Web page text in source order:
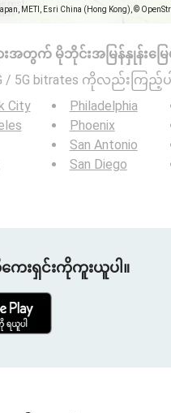
METI, Esri China (Hong Kong), ©
ားအတွက် မိုဘိုင်းအမြန်နှုန်းမြေပုံ
/ 5G bitrates ကိုလည်းကြည့်ပ
City
Philadelphia
Phoenix
San Antonio
San Diego
ေးရှင်းကိုကူးယူပါ။